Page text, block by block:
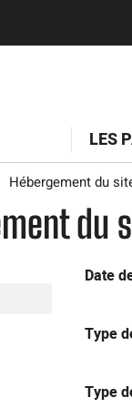
LES
Hébergement du
du
Date
Type
Type